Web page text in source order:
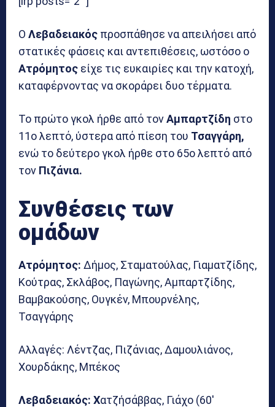
Ο Λεβαδειακός προσπάθησε να απειλήσει από
στατικές φάσεις και αντεπιθέσεις, ωστόσο ο
Ατρόμητος είχε τις ευκαιρίες και την κατοχή,
καταφέρνοντας να σκοράρει δυο τέρματα.
Το πρώτο γκολ ήρθε από τονΑμπαρτζίδη στο
11ο λεπτό, ύστερα από πίεση του Τσαγγάρη,
ενώ το δεύτερο γκολ ήρθε στο 65ο λεπτό από
τον Πιζάνια.
Συνθέσεις των
ομάδων
Ατρόμητος: Δήμος, Σταματούλας, Γιαματζίδης,
Κούτρας, Σκλάβος, Παγώνης, Αμπαρτζίδης,
Βαμβακούσης, Ουγκέν, Μπουρνέλης,
Τσαγγάρης
Αλλαγές: Λέντζας, Πιζάνιας, Δαμουλιάνος,
Χουρδάκης, Μπέκος
Λεβαδειακός: Χατζήσάββας, Γιάχο (60′